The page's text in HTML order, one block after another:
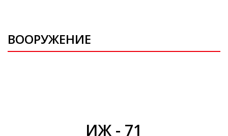
ВООРУЖЕНИЕ
ИЖ - 71